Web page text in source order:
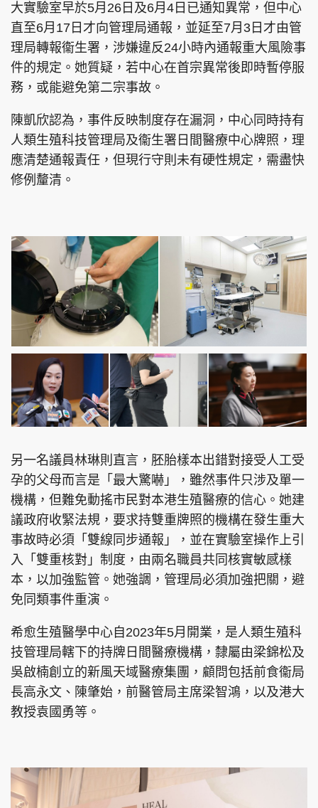
大實驗室早於5月26日及6月4日已通知異常，但中心
直至6月17日才向管理局通報，並延至7月3日才由管
理局轉報衞生署，涉嫌違反24小時內通報重大風險事
件的規定。她質疑，若中心在首宗異常後即時暫停服
務，或能避免第二宗事故。
陳凱欣認為，事件反映制度存在漏洞，中心同時持有
人類生殖科技管理局及衞生署日間醫療中心牌照，理
應清楚通報責任，但現行守則未有硬性規定，需盡快
修例釐清。
另一名議員林琳則直言，胚胎樣本出錯對接受人工受
孕的父母而言是「最大驚嚇」，雖然事件只涉及單一
機構，但難免動搖市民對本港生殖醫療的信心。她建
議政府收緊法規，要求持雙重牌照的機構在發生重大
事故時必須「雙線同步通報」，並在實驗室操作上引
入「雙重核對」制度，由兩名職員共同核實敏感樣
本，以加強監管。她強調，管理局必須加強把關，避
免同類事件重演。
希愈生殖醫學中心自2023年5月開業，是人類生殖科
技管理局轄下的持牌日間醫療機構，隸屬由梁錦松及
吳啟楠創立的新風天域醫療集團，顧問包括前食衞局
長高永文、陳肇始，前醫管局主席梁智鴻，以及港大
教授袁國勇等。